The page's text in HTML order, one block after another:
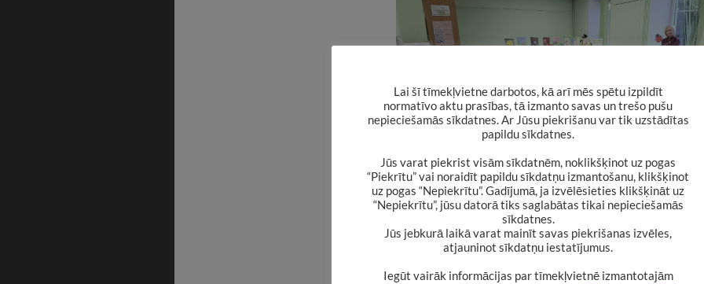
Lai šī tīmekļvietne darbotos, kā arī mēs spētu izpildīt
normatīvo aktu prasības, tā izmanto savas un trešo pušu
nepieciešamās sīkdatnes. Ar Jūsu piekrišanu var tik uzstādītas
papildu sīkdatnes.
Jūs varat piekrist visām sīkdatnēm, noklikšķinot uz pogas
“Piekrītu” vai noraidīt papildu sīkdatņu izmantošanu, klikšķinot
uz pogas “Nepiekrītu”. Gadījumā, ja izvēlēsieties klikšķināt uz
“Nepiekrītu”, jūsu datorā tiks saglabātas tikai nepieciešamās
sīkdatnes.
Jūs jebkurā laikā varat mainīt savas piekrišanas izvēles,
atjauninot sīkdatņu iestatījumus.
Iegūt vairāk informācijas par tīmekļvietnē izmantotajām